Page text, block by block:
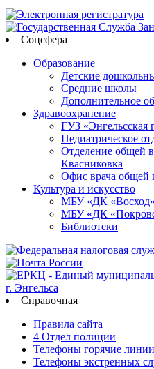
Соцсфера
Образование
Детские
Средние школы
Дополнительное
Здравоохранение
ГУЗ «Энгельсская
Педиатрическое
Отделение общей
Квасниковка
Офис врача общей
Культура и искусство
МБУ «ДК «Восход»
МБУ «ДК
Библиотеки
Справочная
Правила сайта
4 Отдел полиции
Телефоны горячие линии
Телефоны экстренных